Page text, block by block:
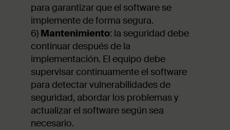
para garantizar que el software se
implemente de forma segura.
6) Mantenimiento: la seguridad debe
continuar después de la
implementación. El equipo debe
supervisar continuamente el software
para detectar vulnerabilidades de
seguridad, abordar los problemas y
actualizar el software según sea
necesario.